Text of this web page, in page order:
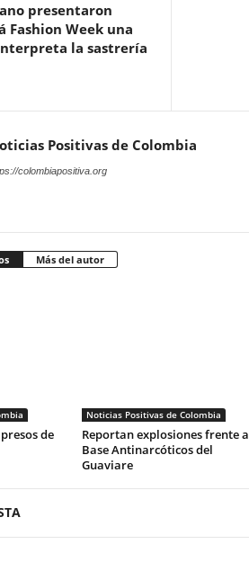
presentaron
Fashion Week una
la sastrería
Positivas de Colombia
colombiapositiva.org
Más del autor
de
Noticias Positivas de Colombia
Reportan explosiones frente a
Base Antinarcóticos del
Guaviare